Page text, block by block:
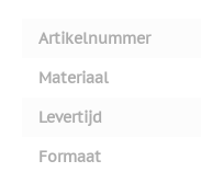
Artikelnummer
Materiaal
Levertijd
Formaat